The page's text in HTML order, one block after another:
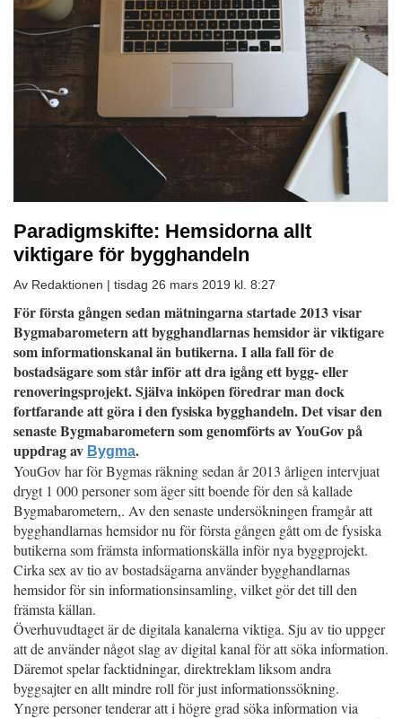
Paradigmskifte: Hemsidorna allt
viktigare för bygghandeln
Av Redaktionen | tisdag 26 mars 2019 kl. 8:27
För första gången sedan mätningarna startade 2013 visar
Bygmabarometern att bygghandlarnas hemsidor är viktigare
som informationskanal än butikerna. I alla fall för de
bostadsägare som står inför att dra igång ett bygg- eller
renoveringsprojekt. Själva inköpen föredrar man dock
fortfarande att göra i den fysiska bygghandeln. Det visar den
senaste Bygmabarometern som genomförts av YouGov på
uppdrag av Bygma.
YouGov har för Bygmas räkning sedan år 2013 årligen intervjuat
drygt 1 000 personer som äger sitt boende för den så kallade
Bygmabarometern,. Av den senaste undersökningen framgår att
bygghandlarnas hemsidor nu för första gången gått om de fysiska
butikerna som främsta informationskälla inför nya byggprojekt.
Cirka sex av tio av bostadsägarna använder bygghandlarnas
hemsidor för sin informationsinsamling, vilket gör det till den
främsta källan.
Överhuvudtaget är de digitala kanalerna viktiga. Sju av tio uppger
att de använder något slag av digital kanal för att söka information.
Däremot spelar facktidningar, direktreklam liksom andra
byggsajter en allt mindre roll för just informationssökning.
Yngre personer tenderar att i högre grad söka information via